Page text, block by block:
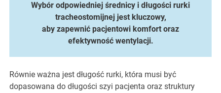
Wybór odpowiedniej średnicy i długości rurki
tracheostomijnej jest kluczowy,
aby zapewnić pacjentowi komfort oraz
efektywność wentylacji.
Równie ważna jest długość rurki, która musi być
dopasowana do długości szyi pacjenta oraz struktury